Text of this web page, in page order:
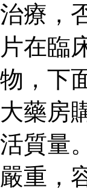
治療，
片在臨
物，下
大藥房
活質量
嚴重，